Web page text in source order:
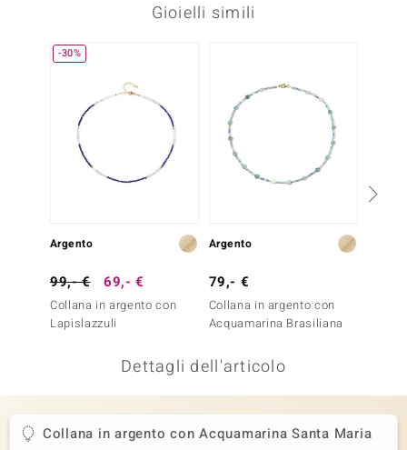
Classics
Gioielli simili
-30%
Argento
99,- € 69,- €
Collana in argento con
Lapislazzuli
Argento
79,- €
Collana in argento con
Acquamarina Brasiliana
Dettagli dell'articolo
Collana in argento con Acquamarina Santa Maria